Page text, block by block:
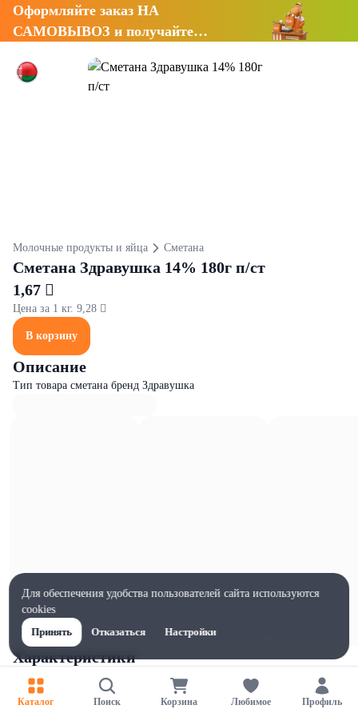
Оформляйте заказ НА
САМОВЫВОЗ и получайте
Молочные продукты и яйца Сметана
Сметана Здравушка 14% 180г п/ст
1,67 
Цена за 1 кг. 9,28 
В корзину
Описание
Тип товара сметана бренд Здравушка
Характеристики
Ширина, мм
Каталог Поиск Корзина Любимое Профиль
Для обеспечения удобства пользователей сайта используются
cookies
Принять
Отказаться Настройки